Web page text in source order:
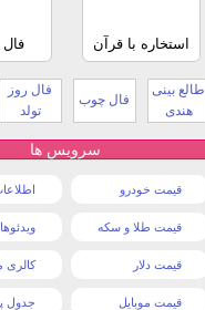
استخاره با قرآن فال
طالع بینی
هندی
فال چوب
فال روز
تولد
سرویس ها
قیمت خودرو
قیمت طلا و سکه
قیمت دلار کالری
قیمت موبایل جدول